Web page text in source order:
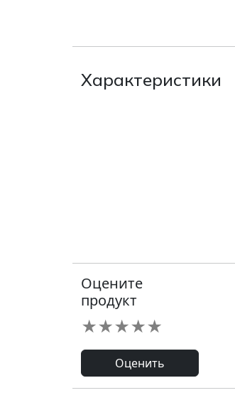
Характеристики
Оцените
продукт
★
★
★
★
★
Оценить